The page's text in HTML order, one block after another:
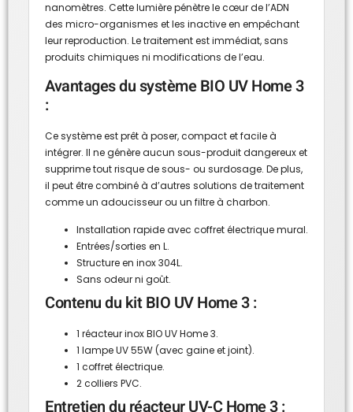
nanomètres. Cette lumière pénètre le cœur de l’ADN
des micro-organismes et les inactive en empêchant
leur reproduction. Le traitement est immédiat, sans
produits chimiques ni modifications de l’eau.
Avantages du système BIO UV Home 3
:
Ce système est prêt à poser, compact et facile à
intégrer. Il ne génère aucun sous-produit dangereux et
supprime tout risque de sous- ou surdosage. De plus,
il peut être combiné à d’autres solutions de traitement
comme un adoucisseur ou un filtre à charbon.
Installation rapide avec coffret électrique mural.
Entrées/sorties en L.
Structure en inox 304L.
Sans odeur ni goût.
Contenu du kit BIO UV Home 3 :
1 réacteur inox BIO UV Home 3.
1 lampe UV 55W (avec gaine et joint).
1 coffret électrique.
2 colliers PVC.
Entretien du réacteur UV-C Home 3 :